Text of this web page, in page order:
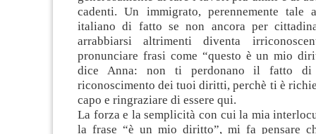
cadenti. Un immigrato, perennemente tale
italiano di fatto se non ancora per
arrabbiarsi altrimenti diventa
pronunciare frasi come “questo è un mio
dice Anna: non ti perdonano il fatto
riconoscimento dei tuoi diritti, perchè ti è
capo e ringraziare di essere qui.
La forza e la semplicità con cui la mia
la frase “è un mio diritto”, mi fa pensare